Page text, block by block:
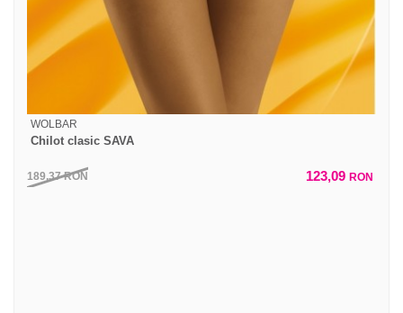
WOLBAR
Chilot clasic SAVA
189,37RON 123,09 RON